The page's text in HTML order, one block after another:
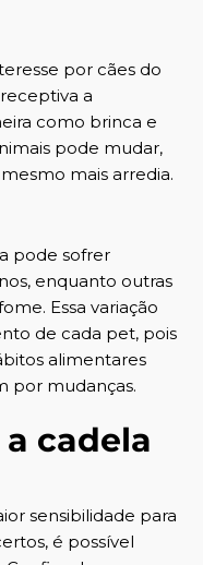
por cães do
a
como brinca e
pode mudar,
mais arredia.
pode sofrer
enquanto outras
Essa variação
de cada pet, pois
alimentares
por mudanças.
cadela
sensibilidade para
é possível